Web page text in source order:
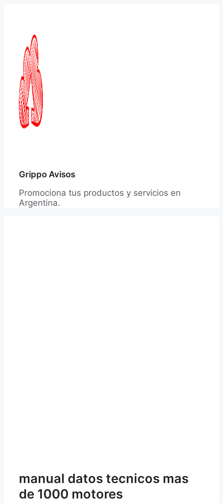
Grippo Avisos
Promociona tus productos y servicios en
Argentina.
manual datos tecnicos mas
de 1000 motores